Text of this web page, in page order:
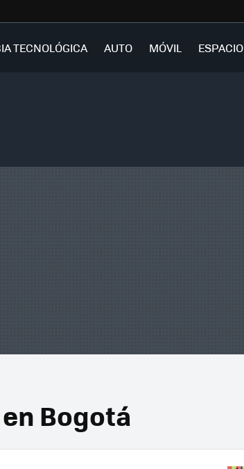
TECNOLÓGICA AUTO MÓVIL ESPACIO
Bogotá